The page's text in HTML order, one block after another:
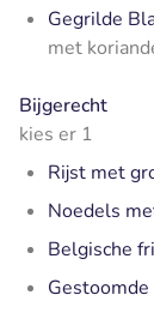
Gegrilde
met
Bijgerecht
kies er 1
Rijst met
Noedels
Belgische